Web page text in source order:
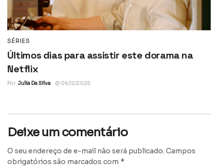
SÉRIES
Últimos dias para assistir este dorama na
Netflix
Por Julia Da Silva 06/12/2025
Deixe um comentário
O seu endereço de e-mail não será publicado. Campos
obrigatórios são marcados com *